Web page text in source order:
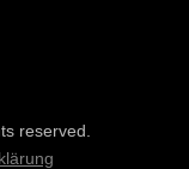
reserved.